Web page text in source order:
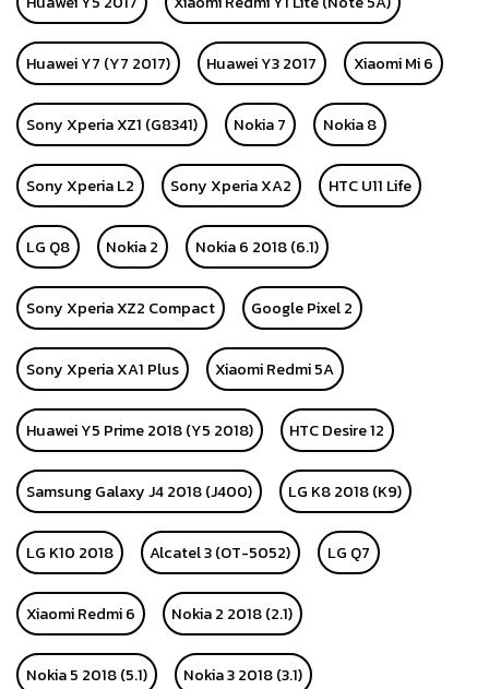
Huawei Y7 (Y7 2017) Huawei Y3 2017 Xiaomi Mi 6
Sony Xperia XZ1 (G8341) Nokia 7 Nokia 8
Sony Xperia L2 Sony Xperia XA2 HTC U11 Life
LG Q8 Nokia 2 Nokia 6 2018 (6.1)
Sony Xperia XZ2 Compact Google Pixel 2
Sony Xperia XA1 Plus Xiaomi Redmi 5A
Huawei Y5 Prime 2018 (Y5 2018) HTC Desire 12
Samsung Galaxy J4 2018 (J400) LG K8 2018 (K9)
LG K10 2018 Alcatel 3 (OT-5052) LG Q7
Xiaomi Redmi 6 Nokia 2 2018 (2.1)
Nokia 5 2018 (5.1) Nokia 3 2018 (3.1)